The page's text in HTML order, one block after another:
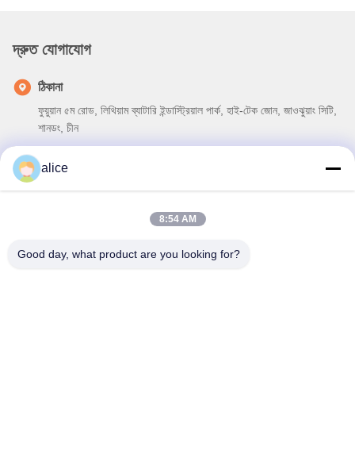
দ্রুত যোগাযোগ
ঠিকানা
ফুয়ুয়ান ৫ম রোড, লিথিয়াম ব্যাটারি ইন্ডাস্ট্রিয়াল পার্ক, হাই-টেক জোন, জাওঝুয়াং সিটি,
শানডং, চীন
86-632-8059888
alice
8:54 AM
Good day, what product are you looking for?